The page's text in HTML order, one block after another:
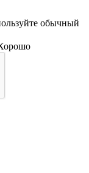
обычный